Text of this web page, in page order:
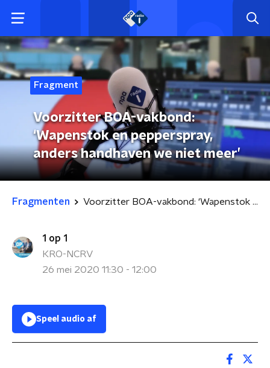
Fragment
Voorzitter BOA-vakbond:
‘Wapenstok en pepperspray,
anders handhaven we niet meer’
Fragmenten Voorzitter BOA-vakbond: ‘Wapenstok en pepperspray, anders handhaven we niet meer’
1 op 1
KRO-NCRV
26 mei 2020 11:30 - 12:00
Speel audio af